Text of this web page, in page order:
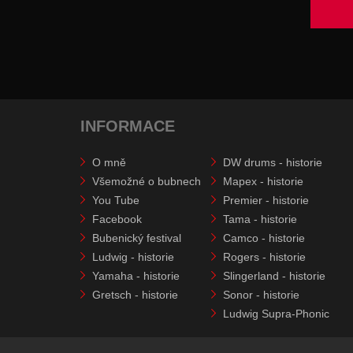
INFORMACE
O mně
Všemožné o bubnech
You Tube
Facebook
Bubenický festival
Ludwig - historie
Yamaha - historie
Gretsch - historie
DW drums - historie
Mapex - historie
Premier - historie
Tama - historie
Camco - historie
Rogers - historie
Slingerland - historie
Sonor - historie
Ludwig Supra-Phonic